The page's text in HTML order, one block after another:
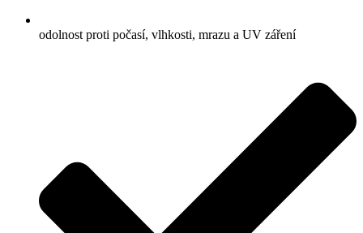
odolnost proti počasí, vlhkosti, mrazu a UV záření